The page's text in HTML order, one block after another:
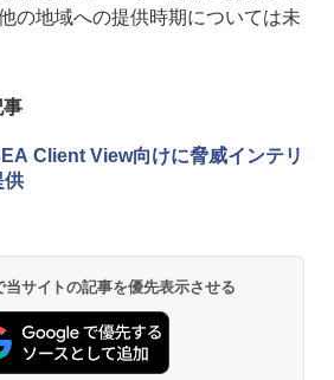
の地域への提供時期については未
事
Client View向けに脅威インテリ
供
サイトの記事を優先表示させる